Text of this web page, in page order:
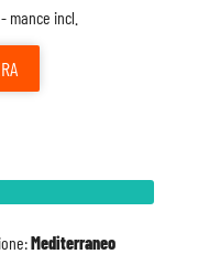
mance incl.
Mediterraneo